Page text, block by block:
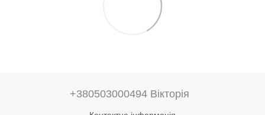
+380503000494 Вікторія